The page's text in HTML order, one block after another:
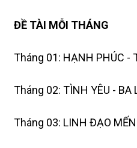
ĐỀ TÀI MỖI THÁNG
Tháng 01: HẠNH PHÚC -
Tháng 02: TÌNH YÊU - BA
Tháng 03: LINH ĐẠO